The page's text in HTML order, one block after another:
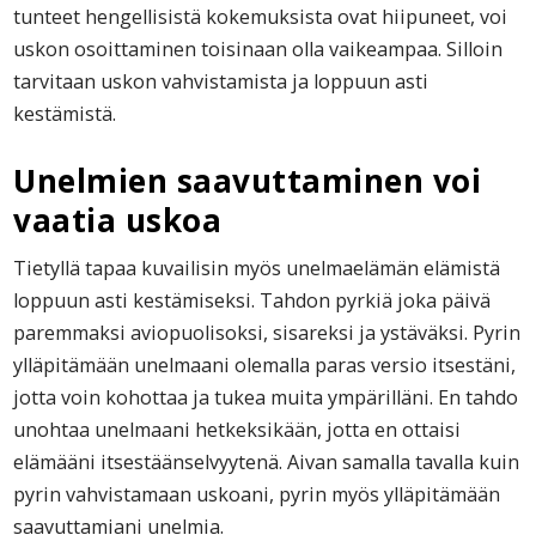
tunteet hengellisistä kokemuksista ovat hiipuneet, voi
uskon osoittaminen toisinaan olla vaikeampaa. Silloin
tarvitaan uskon vahvistamista ja loppuun asti
kestämistä.
Unelmien saavuttaminen voi
vaatia uskoa
Tietyllä tapaa kuvailisin myös unelmaelämän elämistä
loppuun asti kestämiseksi. Tahdon pyrkiä joka päivä
paremmaksi aviopuolisoksi, sisareksi ja ystäväksi. Pyrin
ylläpitämään unelmaani olemalla paras versio itsestäni,
jotta voin kohottaa ja tukea muita ympärilläni. En tahdo
unohtaa unelmaani hetkeksikään, jotta en ottaisi
elämääni itsestäänselvyytenä. Aivan samalla tavalla kuin
pyrin vahvistamaan uskoani, pyrin myös ylläpitämään
saavuttamiani unelmia.